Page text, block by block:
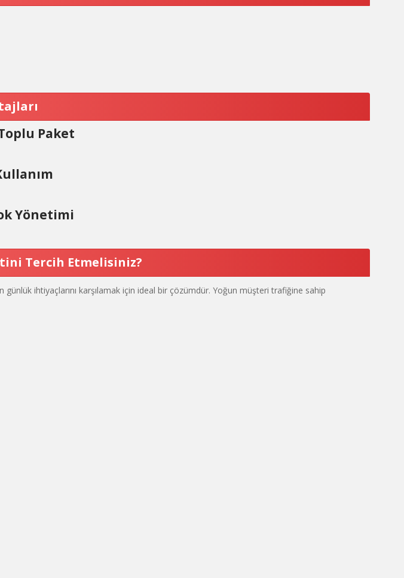
Paket
Yönetimi
Tercih Etmelisiniz?
ihtiyaçlarını karşılamak için ideal bir çözümdür. Yoğun müşteri trafiğine sahip